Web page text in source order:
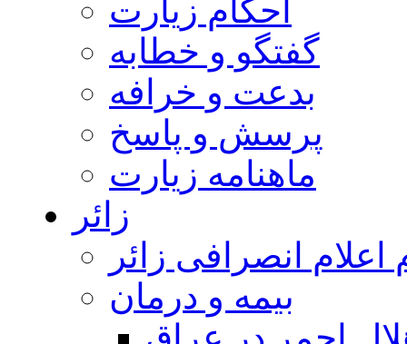
احکام زیارت
گفتگو و خطابه
بدعت و خرافه
پرسش و پاسخ
ماهنامه زیارت
زائر
اعلام انصرافی زائر
بيمه و درمان